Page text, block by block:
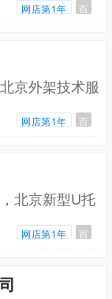
网店第1年 百
京外架技术服
网店第1年 百
北京新型U托
网店第1年 百